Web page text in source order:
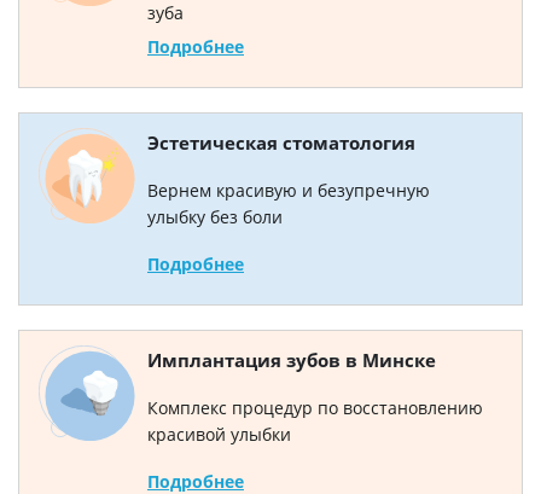
зуба
Подробнее
Эстетическая стоматология
Вернем красивую и безупречную
улыбку без боли
Подробнее
Имплантация зубов в Минске
Комплекс процедур по восстановлению
красивой улыбки
Подробнее